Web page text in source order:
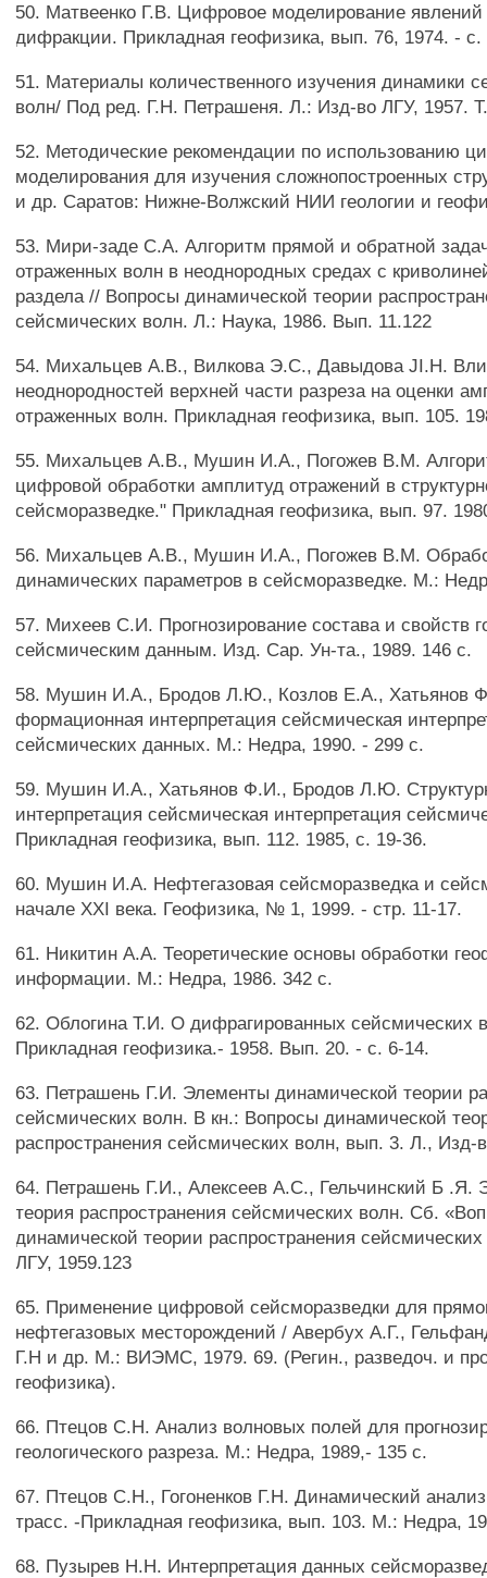
50. Матвеенко Г.В. Цифровое моделирование
дифракции. Прикладная геофизика, вып. 76, 1974. - с.
51. Материалы количественного изучения динамики
волн/ Под ред. Г.Н. Петрашеня. Л.: Изд-во ЛГУ, 1957.
52. Методические рекомендации по использованию
моделирования для изучения сложнопостроенных
и др. Саратов: Нижне-Волжский НИИ геологии и
53. Мири-заде С.А. Алгоритм прямой и обратной
отраженных волн в неоднородных средах с
раздела // Вопросы динамической теории
сейсмических волн. Л.: Наука, 1986. Вып. 11.122
54. Михальцев A.B., Вилкова Э.С., Давыдова JI.H.
неоднородностей верхней части разреза на оценки
отраженных волн. Прикладная геофизика, вып. 105.
55. Михальцев A.B., Мушин И.А., Погожев В.М.
цифровой обработки амплитуд отражений в
сейсморазведке." Прикладная геофизика, вып. 97.
56. Михальцев A.B., Мушин И.А., Погожев В.М.
динамических параметров в сейсморазведке. М.:
57. Михеев С.И. Прогнозирование состава и свойств
сейсмическим данным. Изд. Сар. Ун-та., 1989. 146 с.
58. Мушин И.А., Бродов Л.Ю., Козлов Е.А., Хатьянов
формационная интерпретация сейсмическая
сейсмических данных. М.: Недра, 1990. - 299 с.
59. Мушин И.А., Хатьянов Ф.И., Бродов Л.Ю.
интерпретация сейсмическая интерпретация
Прикладная геофизика, вып. 112. 1985, с. 19-36.
60. Мушин И.А. Нефтегазовая сейсморазведка и
начале XXI века. Геофизика, № 1, 1999. - стр. 11-17.
61. Никитин A.A. Теоретические основы обработки
информации. М.: Недра, 1986. 342 с.
62. Облогина Т.И. О дифрагированных сейсмических
Прикладная геофизика.- 1958. Вып. 20. - с. 6-14.
63. Петрашень Г.И. Элементы динамической теории
сейсмических волн. В кн.: Вопросы динамической
распространения сейсмических волн, вып. 3. Л., Изд-
64. Петрашень Г.И., Алексеев A.C., Гельчинский Б .Я.
теория распространения сейсмических волн. Сб.
динамической теории распространения
ЛГУ, 1959.123
65. Применение цифровой сейсморазведки для
нефтегазовых месторождений / Авербух А.Г.,
Г.Н и др. М.: ВИЭМС, 1979. 69. (Регин., разведоч. и
геофизика).
66. Птецов С.Н. Анализ волновых полей для
геологического разреза. М.: Недра, 1989,- 135 с.
67. Птецов С.Н., Гогоненков Г.Н. Динамический
трасс. -Прикладная геофизика, вып. 103. М.: Недра,
68. Пузырев Н.Н. Интерпретация данных